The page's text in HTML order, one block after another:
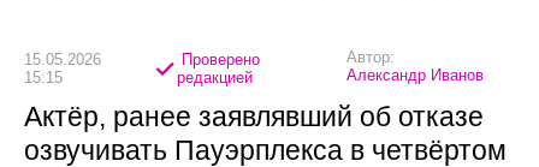
15.05.2026
15:15
Проверено
редакцией
Автор:
Александр Иванов
Актёр, ранее заявлявший об отказе
озвучивать Пауэрплекса в четвёртом